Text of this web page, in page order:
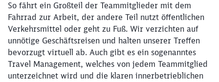
So fährt ein Großteil der Teammitglieder mit dem
Fahrrad zur Arbeit, der andere Teil nutzt öffentlichen
Verkehrsmittel oder geht zu Fuß. Wir verzichten auf
unnötige Geschäftsreisen und halten unserer Treffen
bevorzugt virtuell ab. Auch gibt es ein sogenanntes
Travel Management, welches von jedem Teammitglied
unterzeichnet wird und die klaren innerbetrieblichen